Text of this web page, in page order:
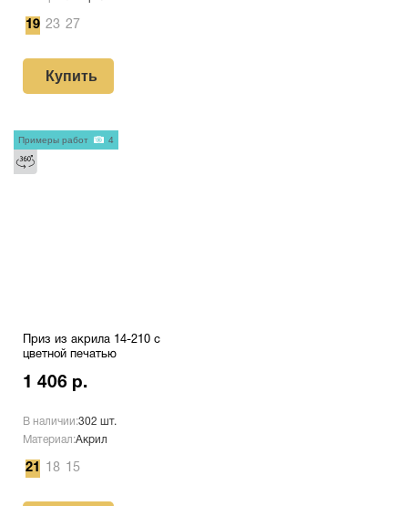
19 23 27
Купить
Приз из акрила 14-210 с
цветной печатью
1 406 р.
В наличии:302 шт.
Материал:Акрил
21 18 15
Примеры работ 4